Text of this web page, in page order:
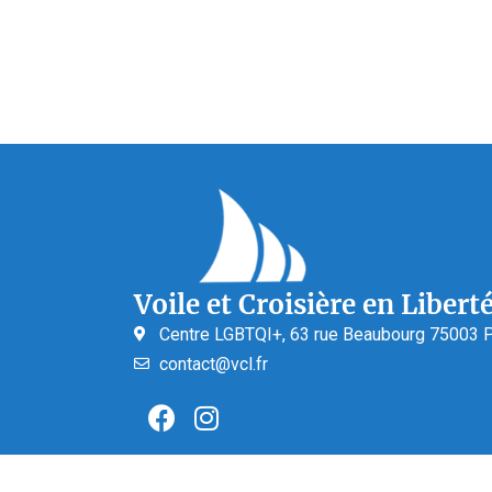
Voile et Croisière en
Centre LGBTQI+, 63 rue Beaubourg 75003
contact@vcl.fr